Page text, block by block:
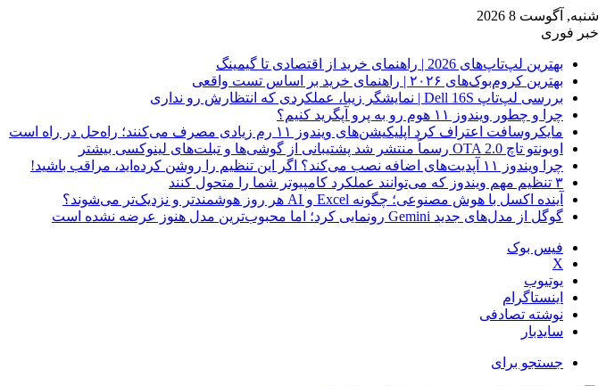
شنبه, آگوست 8 2026
خبر فوری
بهترین لپ‌تاپ‌های 2026 | راهنمای خرید از اقتصادی تا گیمینگ
بهترین کروم‌بوک‌های ۲۰۲۶ | راهنمای خرید بر اساس تست واقعی
بررسی لپ‌تاپ Dell 16S | نمایشگر زیبا، عملکردی که انتظارش رو نداری
چرا و چطور ویندوز ۱۱ هوم رو به پرو آپگرید کنیم؟
مایکروسافت اعتراف کرد اپلیکیشن‌های ویندوز ۱۱ رم زیادی مصرف می‌کنند؛ راه‌حل در راه است
اوبونتو تاچ OTA 2.0 رسماً منتشر شد پشتیبانی از گوشی‌ها و تبلت‌های لینوکسی بیشتر
چرا ویندوز ۱۱ آپدیت‌های اضافه نصب می‌کند؟ اگر این تنظیم را روشن کرده‌اید، مراقب باشید!
۳ تنظیم مهم ویندوز که می‌توانند عملکرد کامپیوتر شما را متحول کنند
آینده اکسل با هوش مصنوعی؛ چگونه Excel و AI هر روز هوشمندتر و نزدیک‌تر می‌شوند؟
گوگل از مدل‌های جدید Gemini رونمایی کرد؛ اما محبوب‌ترین مدل هنوز عرضه نشده است
فیس بوک
X
یوتیوب
اینستاگرام
نوشته تصادفی
سایدبار
جستجو برای